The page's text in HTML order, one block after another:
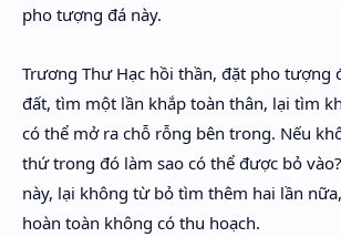
pho tượng đá này.
Trương Thư Hạc hồi thần, đặt pho tượng
đất, tìm một lần khắp toàn thân, lại tìm
có thể mở ra chỗ rỗng bên trong. Nếu
thứ trong đó làm sao có thể được bỏ
này, lại không từ bỏ tìm thêm hai lần
hoàn toàn không có thu hoạch.